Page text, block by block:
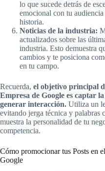
lo que sucede detrás de
emocional con tu
historia.
Noticias de la industria:
actualizados sobre las
industria. Esto demuestra
cambios y te posiciona
en tu campo.
Recuerda, el objetivo principal
Empresa de Google es captar
generar interacción. Utiliza un
evitando jerga técnica y palabras
muestra la personalidad de tu
competencia.
Cómo promocionar tus Posts en
Google